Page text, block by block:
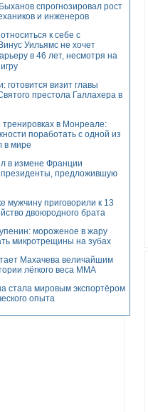
спрогнозировал рост
и инженеров
к себе с
Уильямс не хочет
в 46 лет, несмотря на
готовится визит главы
престола Галлахера в
в Монреале:
поработать с одной из
в мире
в измене Франции
президенты, предложившую
мужчину приговорили к 13
двоюродного брата
мороженое в жару
микротрещины на зубах
Махачева величайшим
лёгкого веса ММА
стала мировым экспортёром
опыта